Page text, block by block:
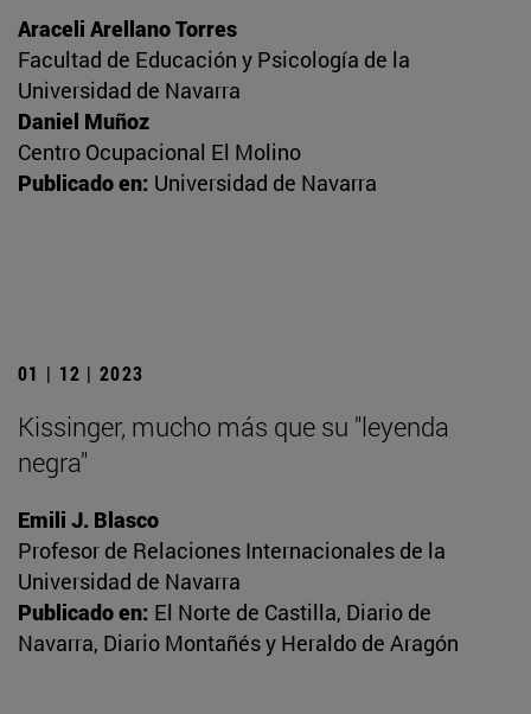
Araceli Arellano Torres
Facultad de Educación y Psicología de la
Universidad de Navarra
Daniel Muñoz
Centro Ocupacional El Molino
Publicado en: Universidad de Navarra
01 | 12 | 2023
Kissinger, mucho más que su "leyenda
negra"
Emili J. Blasco
Profesor de Relaciones Internacionales de la
Universidad de Navarra
Publicado en: El Norte de Castilla, Diario de
Navarra, Diario Montañés y Heraldo de Aragón